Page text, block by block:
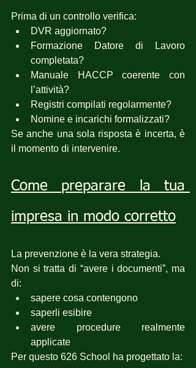
Prima di un controllo verifica:
DVR aggiornato?
Formazione Datore di Lavoro
completata?
Manuale HACCP coerente con
l’attività?
Registri compilati regolarmente?
Nomine e incarichi formalizzati?
Se anche una sola risposta è incerta, è
il momento di intervenire.
Come preparare la tua
impresa in modo corretto
La prevenzione è la vera strategia.
Non si tratta di “avere i documenti”, ma
di:
sapere cosa contengono
saperli esibire
avere procedure realmente
applicate
Per questo 626 School ha progettato la: